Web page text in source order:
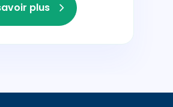
plus